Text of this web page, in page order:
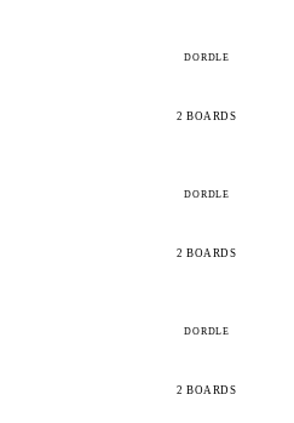
DORDLE
2 BOARDS
DORDLE
2 BOARDS
DORDLE
2 BOARDS